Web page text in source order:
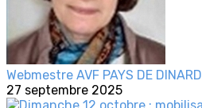
Webmestre AVF PAYS DE DINARD
27 septembre 2025